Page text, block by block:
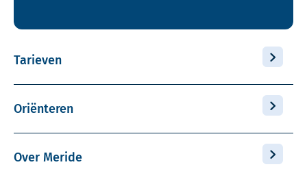
Tarieven
Oriënteren
Over Meride